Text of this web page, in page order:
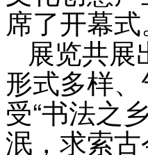
席了开幕式
展览共
形式多样
受“书法之
泯，求索